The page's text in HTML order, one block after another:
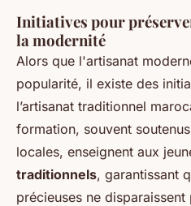
Initiatives pour
la modernité
Alors que l'artisanat
popularité, il existe des
l’artisanat traditionnel
formation, souvent
locales, enseignent aux
traditionnels, garantissant
précieuses ne